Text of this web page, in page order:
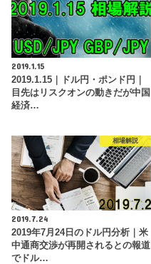
2019.1.15
2019.1.15｜ドル円・ポンド円｜
目先はリスクオンの動きだが中国
経済…
相場解説
2019.7.24
2019年7月24日のドル円分析｜米
中通商交渉が再開されるとの報道
でドル…